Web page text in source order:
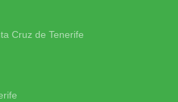
Cruz de Tenerife